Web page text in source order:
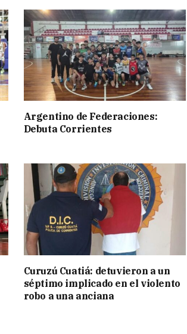
Argentino de Federaciones:
Debuta Corrientes
Curuzú Cuatiá: detuvieron a un
séptimo implicado en el violento
robo a una anciana